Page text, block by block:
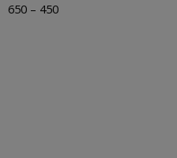
650 – 450